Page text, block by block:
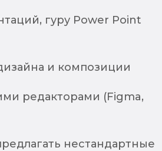
гуру Power Point
и композиции
редакторами (Figma,
нестандартные